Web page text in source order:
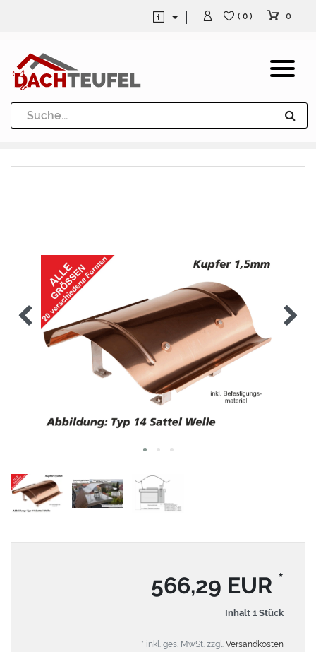
Dachrinne und Fallrohre
Werkzeuge und Löttechnik
( 0 ) 0
566,29 EUR *
Inhalt 1 Stück
* inkl. ges. MwSt. zzgl. Versandkosten